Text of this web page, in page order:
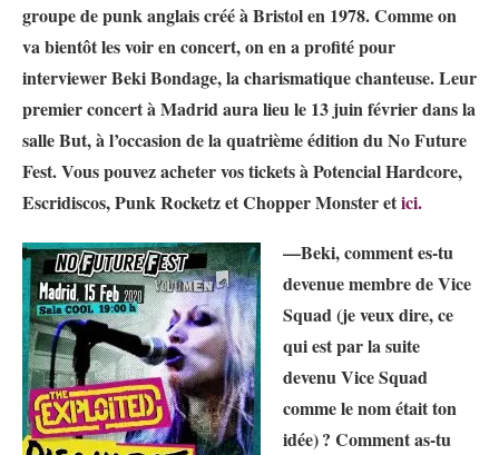
groupe de punk anglais créé à Bristol en 1978. Comme on
va bientôt les voir en concert, on en a profité pour
interviewer Beki Bondage, la charismatique chanteuse. Leur
premier concert à Madrid aura lieu le 13 juin février dans la
salle But, à l’occasion de la quatrième édition du No Future
Fest. Vous pouvez acheter vos tickets à Potencial Hardcore,
Escridiscos, Punk Rocketz et Chopper Monster etici.
—Beki, comment es-tu
devenue membre de Vice
Squad (je veux dire, ce
qui est par la suite
devenu Vice Squad
comme le nom était ton
idée)? Comment as-tu